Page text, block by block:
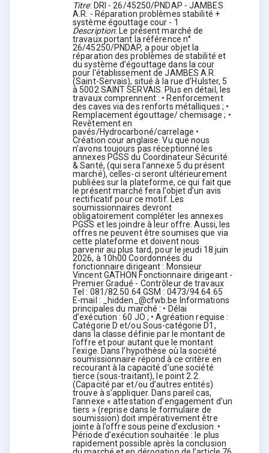
Titre: DRI - 26/45250/PNDAP - JAMBES
A.R. - Réparation problèmes stabilité +
système égouttage cour - 1
Description: Le présent marché de
travaux portant la référence n°
26/45250/PNDAP, a pour objet la
réparation des problèmes de stabilité et
du système d’égouttage dans la cour
pour l'établissement de JAMBES A.R.
(Saint-Servais), situé à la rue d’Hulster, 5
à 5002 SAINT SERVAIS. Plus en détail, les
travaux comprennent : • Renforcement
des caves via des renforts métalliques ; •
Remplacement égouttage/ chemisage ; •
Revêtement en
pavés/Hydrocarboné/carrelage •
Création cour anglaise. Vu que nous
n’avons toujours pas réceptionné les
annexes PGSS du Coordinateur Sécurité
& Santé, (qui sera l’annexe 5 du présent
marché), celles-ci seront ultérieurement
publiées sur la plateforme, ce qui fait que
le présent marché fera l’objet d’un avis
rectificatif pour ce motif. Les
soumissionnaires devront
obligatoirement compléter les annexes
PGSS et les joindre à leur offre. Aussi, les
offres ne peuvent être soumises que via
cette plateforme et doivent nous
parvenir au plus tard, pour le jeudi 18 juin
2026, à 10h00 Coordonnées du
fonctionnaire dirigeant : Monsieur
Vincent GATHON Fonctionnaire dirigeant -
Premier Gradué - Contrôleur de travaux
Tel : 081/82.50.64 GSM : 0473/94.64.65
E-mail : _hidden_@cfwb.be Informations
principales du marché : • Délai
d’exécution : 60 JO ; • Agréation requise :
Catégorie D et/ou Sous-catégorie D1,
dans la classe définie par le montant de
l’offre et pour autant que le montant
l’exige. Dans l’hypothèse où la société
soumissionnaire répond à ce critère en
recourant à la capacité d’une société
tierce (sous-traitant), le point 2.2.
(Capacité par et/ou d’autres entités)
trouve à s’appliquer. Dans pareil cas,
l’annexe « attestation d’engagement d’un
tiers » (reprise dans le formulaire de
soumission) doit impérativement être
jointe à l’offre sous peine d’exclusion. •
Période d’exécution souhaitée : le plus
rapidement possible après la conclusion